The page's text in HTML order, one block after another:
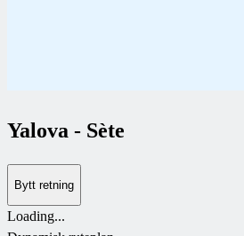
Yalova - Sète
Bytt retning
Loading...